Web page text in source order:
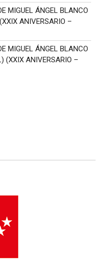
MIGUEL ÁNGEL BLANCO
ANIVERSARIO –
MIGUEL ÁNGEL BLANCO
(XXIX ANIVERSARIO –